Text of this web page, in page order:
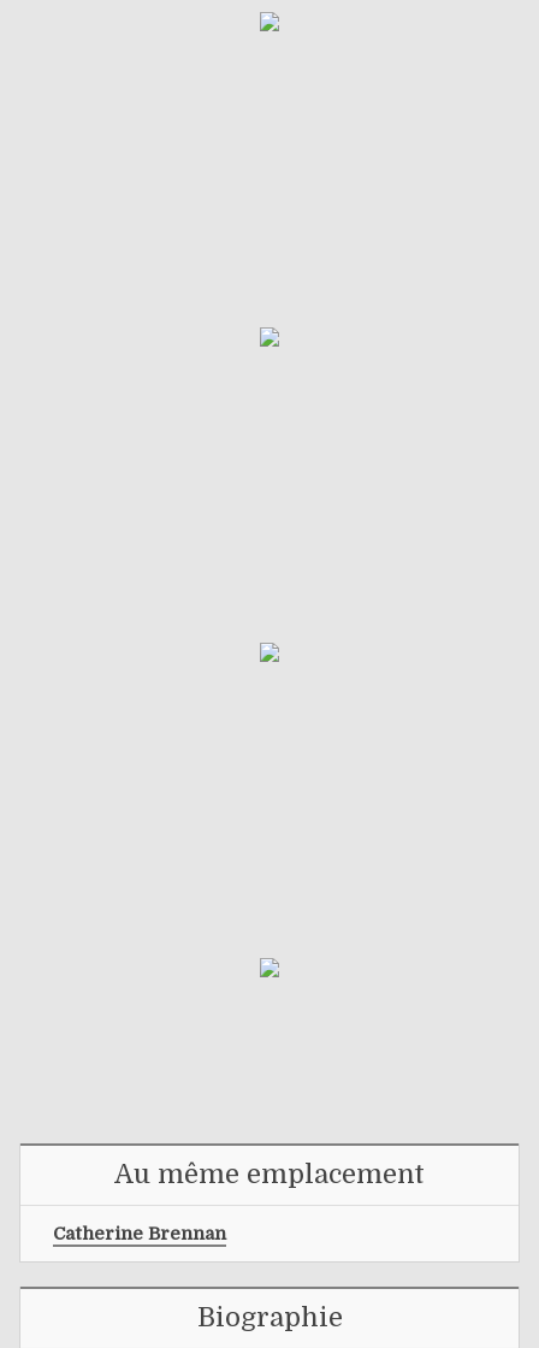
Au même emplacement
Catherine Brennan
Biographie